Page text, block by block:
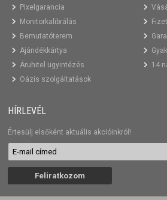
Pixelgarancia
Monitorkalibrálás
Bemutatóterem
Ajándékkártya
Áruhitel ügyintézés
Oázis szolgáltatások
14
HÍRLEVÉL
Értesülj elsőként aktuális akcióinkról!